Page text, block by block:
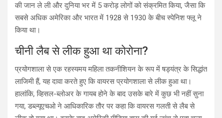
की जान ले ली और दुनिया भर में 5 करोड़ लोगों को संक्रमित किया, जैसा कि
सबसे अधिक अमेरिका और भारत में 1928 से 1930 के बीच स्पेनिश फ्लू ने
किया था।
चीनी लैब से लीक हुआ था कोरोना?
प्रयोगशाला से एक रहस्यमय महिला तकनीशियन के रूप में षड्यंत्र के सिद्धांत
लाजिमी हैं, यह दावा करते हुए कि वायरस प्रयोगशाला से लीक हुआ था।
हालांकि, व्हिसल-ब्लोअर के गायब होने के बाद उसके बारे में कुछ भी नहीं सुना
गया, डब्ल्यूएचओ ने आधिकारिक तौर पर कहा कि वायरस गलती से लैब से